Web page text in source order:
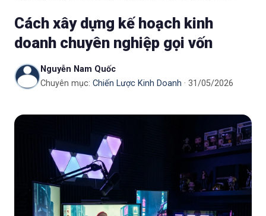
Cách xây dựng kế hoạch kinh
doanh chuyên nghiệp gọi vốn
Nguyễn Nam Quốc
Chuyên mục: Chiến Lược Kinh Doanh · 31/05/2026